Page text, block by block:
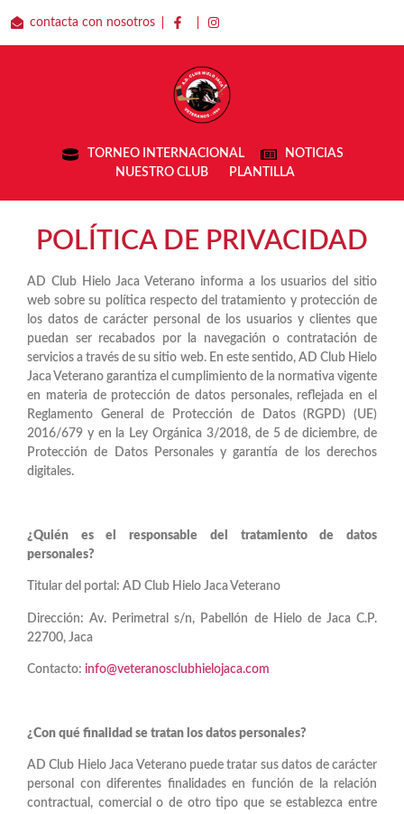
contacta con nosotros
TORNEO INTERNACIONAL
NOTICIAS
NUESTRO CLUB
PLANTILLA
POLÍTICA DE PRIVACIDAD
AD Club Hielo Jaca Veterano informa a los usuarios del sitio
web sobre su política respecto del tratamiento y protección de
los datos de carácter personal de los usuarios y clientes que
puedan ser recabados por la navegación o contratación de
servicios a través de su sitio web. En este sentido, AD Club Hielo
Jaca Veterano garantiza el cumplimiento de la normativa vigente
en materia de protección de datos personales, reflejada en el
Reglamento General de Protección de Datos (RGPD) (UE)
2016/679 y en la Ley Orgánica 3/2018, de 5 de diciembre, de
Protección de Datos Personales y garantía de los derechos
digitales.
¿Quién es el responsable del tratamiento de datos
personales?
Titular del portal: AD Club Hielo Jaca Veterano
Dirección: Av. Perimetral s/n, Pabellón de Hielo de Jaca C.P.
22700, Jaca
Contacto: info@veteranosclubhielojaca.com
¿Con qué finalidad se tratan los datos personales?
AD Club Hielo Jaca Veterano puede tratar sus datos de carácter
personal con diferentes finalidades en función de la relación
contractual, comercial o de otro tipo que se establezca entre